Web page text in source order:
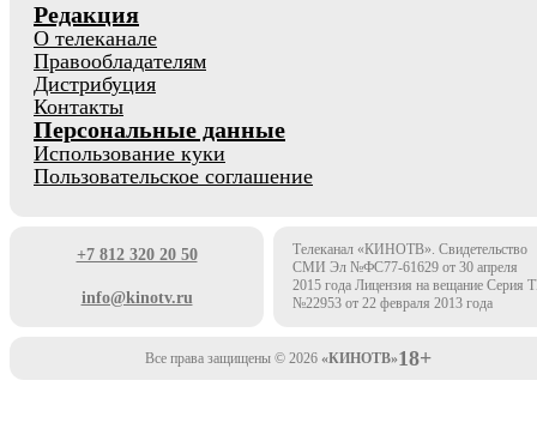
Редакция
О телеканале
Правообладателям
Дистрибуция
Контакты
Персональные данные
Использование куки
Пользовательское соглашение
+7 812 320 20 50
info@kinotv.ru
Телеканал «КИНОТВ». Свидетельство
СМИ Эл №ФС77-61629 от 30 апреля
2015 года Лицензия на вещание Серия
№22953 от 22 февраля 2013 года
Все права защищены © 2026 «КИНОТВ»18+